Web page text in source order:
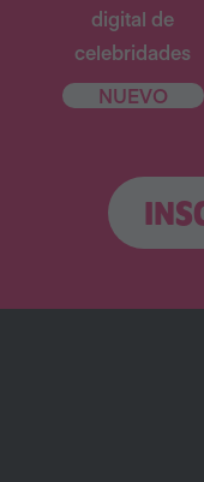
digital de
celebridades
NUEVO